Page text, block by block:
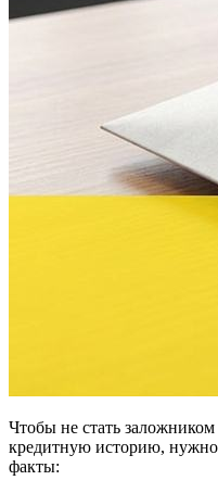
Чтобы не стать
кредитную историю, нужно
факты: